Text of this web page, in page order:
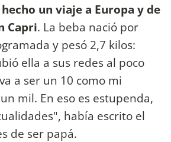
un viaje a Europa y de
Capri. La beba nació por
y pesó 2,7 kilos:
ella a sus redes al poco
a ser un 10 como mi
mil. En eso es estupenda,
había escrito el
de ser papá.